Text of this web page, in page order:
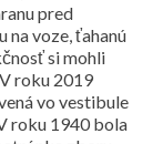
pred
voze, ťahanú
si mohli
roku 2019
vo vestibule
roku 1940 bola